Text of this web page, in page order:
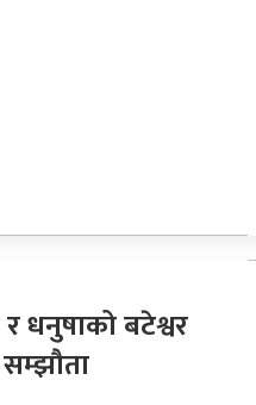
धनुषाको बटेश्वर